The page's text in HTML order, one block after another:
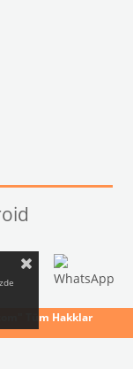
Tüm Hakklar